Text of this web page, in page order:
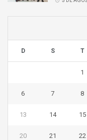
D S T
1
6 7 8
13 14 15
20 21 22